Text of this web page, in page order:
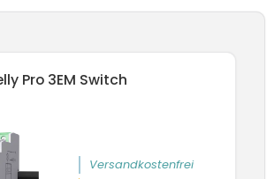
Pro 3EM Switch
Versandkostenfrei